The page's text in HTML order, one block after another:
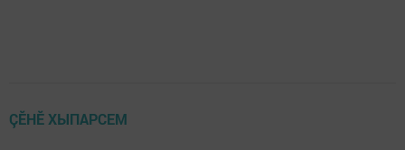
ÇӖНӖ ХЫПАРСЕМ